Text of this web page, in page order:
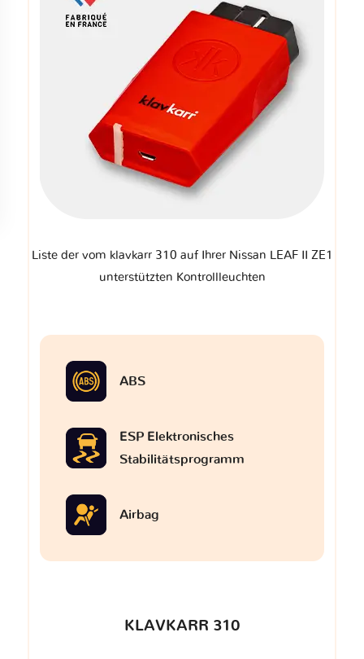
Liste der vom klavkarr 310 auf Ihrer Nissan LEAF II ZE1
unterstützten Kontrollleuchten
ABS
ESP Elektronisches
Stabilitätsprogramm
Airbag
KLAVKARR 310